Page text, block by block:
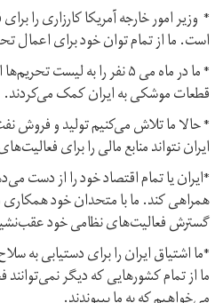
* وزیر امور خارجه آمریکا کارزاری را
است. ما از تمام توان خود برای اعمال
* ما در ماه می ۵ نفر را به
قطعات موشکی به ایران کمک می‌کردند.
* حالا ما تلاش می‌کنیم تولید و فروش
ایران نتواند منابع مالی را برای
*ایران یا تمام اقتصاد خود را از دست
همراهی کند. ما با متحدان خود همکاری
گسترش فعالیت‌های نظامی خود
*ما اشتیاق ایران را برای دستیابی به
ما از تمام کشورهایی که دیگر